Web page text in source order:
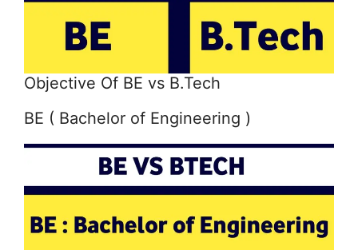
Objective Of BE vs B.Tech
BE ( Bachelor of Engineering )